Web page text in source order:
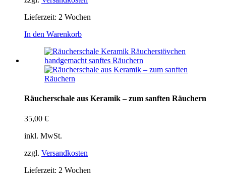
Lieferzeit: 2 Wochen
In den Warenkorb
Räucherschale aus Keramik – zum sanften Räuchern
35,00 €
inkl. MwSt.
zzgl. Versandkosten
Lieferzeit: 2 Wochen